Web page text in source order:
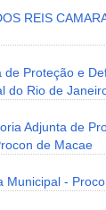
REIS
de Proteção e
do Rio de
Adjunta de
de Macae
Municipal -